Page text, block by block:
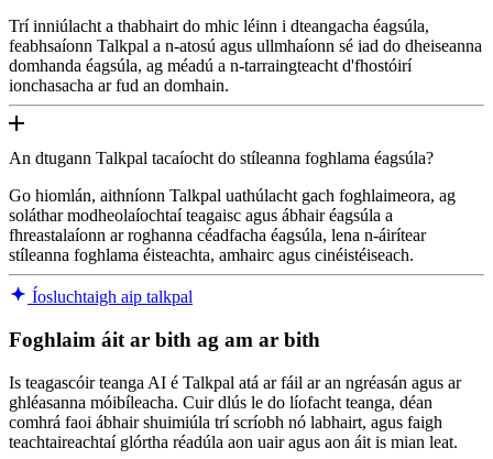
Trí inniúlacht a thabhairt do mhic léinn i dteangacha éagsúla,
feabhsaíonn Talkpal a n-atosú agus ullmhaíonn sé iad do dheiseanna
domhanda éagsúla, ag méadú a n-tarraingteacht d'fhostóirí
ionchasacha ar fud an domhain.
An dtugann Talkpal tacaíocht do stíleanna foghlama éagsúla?
Go hiomlán, aithníonn Talkpal uathúlacht gach foghlaimeora, ag
soláthar modheolaíochtaí teagaisc agus ábhair éagsúla a
fhreastalaíonn ar roghanna céadfacha éagsúla, lena n-áirítear
stíleanna foghlama éisteachta, amhairc agus cinéistéiseach.
Íosluchtaigh aip talkpal
Foghlaim áit ar bith ag am ar bith
Is teagascóir teanga AI é Talkpal atá ar fáil ar an ngréasán agus ar
ghléasanna móibíleacha. Cuir dlús le do líofacht teanga, déan
comhrá faoi ábhair shuimiúla trí scríobh nó labhairt, agus faigh
teachtaireachtaí glórtha réadúla aon uair agus aon áit is mian leat.